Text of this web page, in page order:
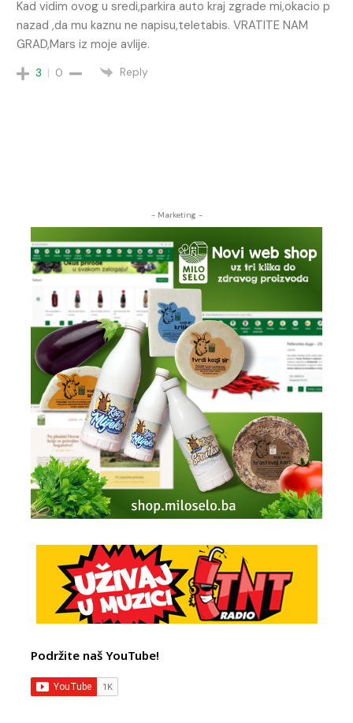
Kad vidim ovog u sredi,parkira auto kraj zgrade mi,okacio p
nazad ,da mu kaznu ne napisu,teletabis. VRATITE NAM
GRAD,Mars iz moje avlije.
3 0 Reply
- Marketing -
Podržite naš YouTube!